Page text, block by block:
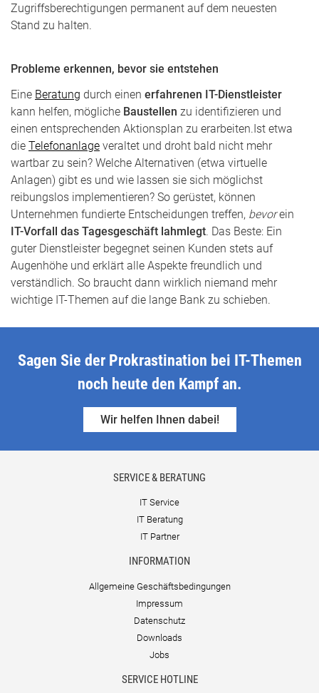
Zugriffsberechtigungen permanent auf dem neuesten
Stand zu halten.
Probleme erkennen, bevor sie entstehen
Eine Beratung durch einen erfahrenen IT-Dienstleister
kann helfen, mögliche Baustellen zu identifizieren und
einen entsprechenden Aktionsplan zu erarbeiten.Ist etwa
die Telefonanlage veraltet und droht bald nicht mehr
wartbar zu sein? Welche Alternativen (etwa virtuelle
Anlagen) gibt es und wie lassen sie sich möglichst
reibungslos implementieren? So gerüstet, können
Unternehmen fundierte Entscheidungen treffen, bevorein
IT-Vorfall das Tagesgeschäft lahmlegt. Das Beste: Ein
guter Dienstleister begegnet seinen Kunden stets auf
Augenhöhe und erklärt alle Aspekte freundlich und
verständlich. So braucht dann wirklich niemand mehr
wichtige IT-Themen auf die lange Bank zu schieben.
Sagen Sie der Prokrastination bei IT-Themen
noch heute den Kampf an.
Wir helfen Ihnen dabei!
SERVICE & BERATUNG
IT Service
IT Beratung
IT Partner
INFORMATION
Allgemeine Geschäftsbedingungen
Impressum
Datenschutz
Downloads
Jobs
SERVICE HOTLINE